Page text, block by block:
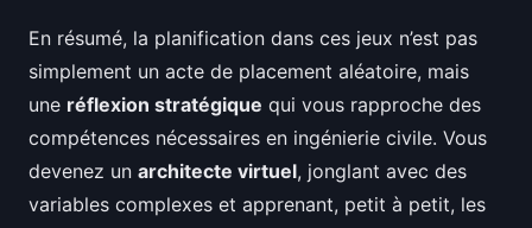
En résumé, la planification dans ces jeux n’est pas
simplement un acte de placement aléatoire, mais
une réflexion stratégique qui vous rapproche des
compétences nécessaires en ingénierie civile. Vous
devenez un architecte virtuel, jonglant avec des
variables complexes et apprenant, petit à petit, les